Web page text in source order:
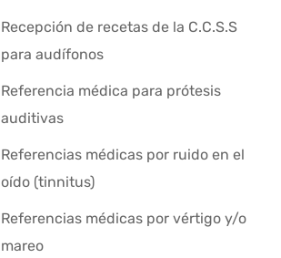
Recepción de recetas de la C.C.S.S
para audífonos
Referencia médica para prótesis
auditivas
Referencias médicas por ruido en el
oído (tinnitus)
Referencias médicas por vértigo y/o
mareo